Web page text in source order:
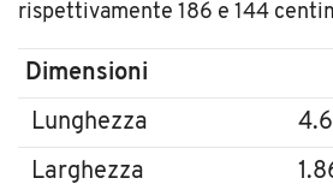
rispettivamente 186 e 144
Dimensioni
Lunghezza
Larghezza